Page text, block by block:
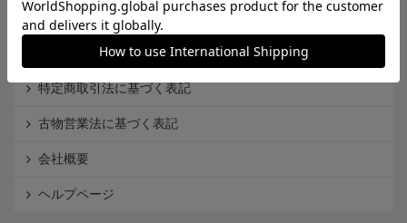
個人情報保護方針
Cookieポリシー
特定商取引法に基づく表記
古物営業法に基づく表記
会社概要
ヘルプページ